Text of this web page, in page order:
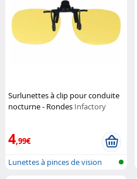
Surlunettes à clip pour conduite
nocturne - Rondes Infactory
4,99€
Lunettes à pinces de vision